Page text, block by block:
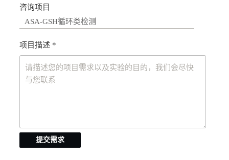
咨询项目
项目描述 *
提交需求